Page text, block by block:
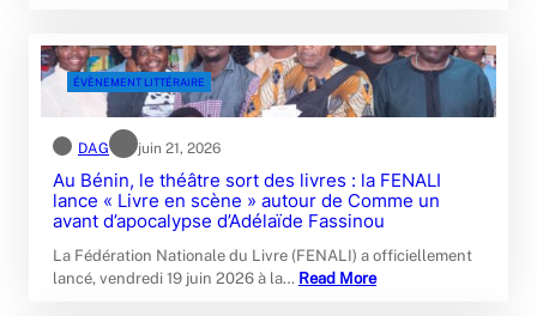
ÉVÈNEMENT LITTÉRAIRE
DAG juin 21, 2026
Au Bénin, le théâtre sort des livres : la FENALI
lance « Livre en scène » autour de Comme un
avant d’apocalypse d’Adélaïde Fassinou
La Fédération Nationale du Livre (FENALI) a officiellement
lancé, vendredi 19 juin 2026 à la… Read More